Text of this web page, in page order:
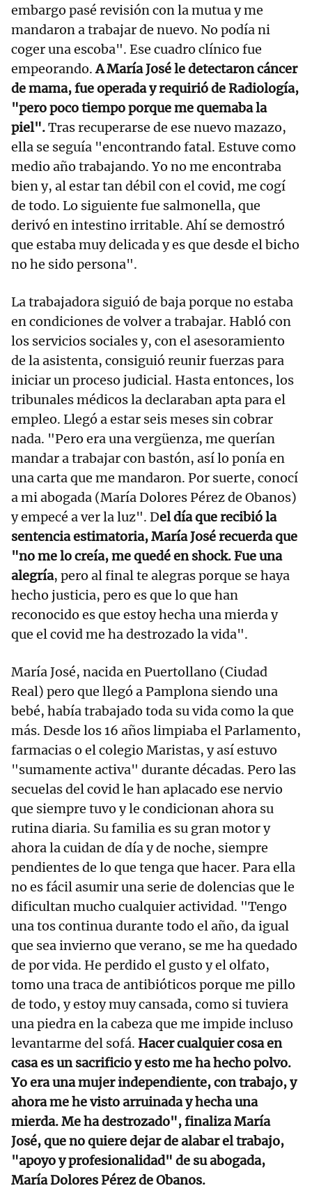
embargo pasé revisión con la mutua y me
mandaron a trabajar de nuevo. No podía ni
coger una escoba". Ese cuadro clínico fue
empeorando.A María José le detectaron cáncer
de mama, fue operada y requirió de Radiología,
"pero poco tiempo porque me quemaba la
piel".Tras recuperarse de ese nuevo mazazo,
ella se seguía "encontrando fatal. Estuve como
medio año trabajando. Yo no me encontraba
bien y, al estar tan débil con el covid, me cogí
de todo. Lo siguiente fue salmonella, que
derivó en intestino irritable. Ahí se demostró
que estaba muy delicada y es que desde el bicho
no he sido persona".
La trabajadora siguió de baja porque no estaba
en condiciones de volver a trabajar. Habló con
los servicios sociales y, con el asesoramiento
de la asistenta, consiguió reunir fuerzas para
iniciar un proceso judicial. Hasta entonces, los
tribunales médicos la declaraban apta para el
empleo. Llegó a estar seis meses sin cobrar
nada. "Pero era una vergüenza, me querían
mandar a trabajar con bastón, así lo ponía en
una carta que me mandaron. Por suerte, conocí
a mi abogada (María Dolores Pérez de Obanos)
y empecé a ver la luz". Del día que recibió la
sentencia estimatoria, María José recuerda que
"no me lo creía, me quedé en shock. Fue una
alegría, pero al final te alegras porque se haya
hecho justicia, pero es que lo que han
reconocido es que estoy hecha una mierda y
que el covid me ha destrozado la vida".
María José, nacida en Puertollano (Ciudad
Real) pero que llegó a Pamplona siendo una
bebé, había trabajado toda su vida como la que
más. Desde los 16 años limpiaba el Parlamento,
farmacias o el colegio Maristas, y así estuvo
"sumamente activa" durante décadas. Pero las
secuelas del covid le han aplacado ese nervio
que siempre tuvo y le condicionan ahora su
rutina diaria. Su familia es su gran motor y
ahora la cuidan de día y de noche, siempre
pendientes de lo que tenga que hacer. Para ella
no es fácil asumir una serie de dolencias que le
dificultan mucho cualquier actividad. "Tengo
una tos continua durante todo el año, da igual
que sea invierno que verano, se me ha quedado
de por vida. He perdido el gusto y el olfato,
tomo una traca de antibióticos porque me pillo
de todo, y estoy muy cansada, como si tuviera
una piedra en la cabeza que me impide incluso
levantarme del sofá. Hacer cualquier cosa en
casa es un sacrificio y esto me ha hecho polvo.
Yo era una mujer independiente, con trabajo, y
ahora me he visto arruinada y hecha una
mierda. Me ha destrozado", finaliza María
José, que no quiere dejar de alabar el trabajo,
"apoyo y profesionalidad" de su abogada,
María Dolores Pérez de Obanos.